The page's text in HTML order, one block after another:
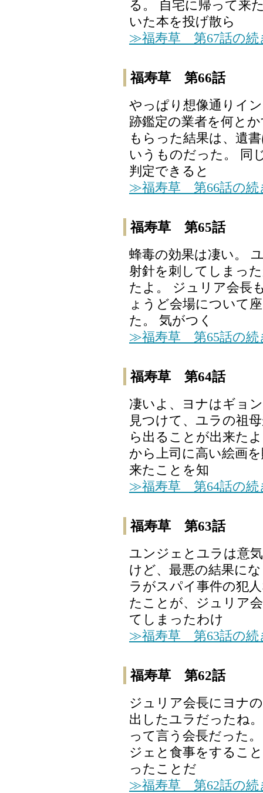
る。 自宅に帰って来
いた本を投げ散ら
≫福寿草 第67話の続
福寿草 第66話
やっぱり想像通りイ
跡鑑定の業者を何と
もらった結果は、遺
いうものだった。 同
判定できると
≫福寿草 第66話の続
福寿草 第65話
蜂毒の効果は凄い。
射針を刺してしまっ
たよ。 ジュリア会長
ょうど会場について
た。 気がつく
≫福寿草 第65話の続
福寿草 第64話
凄いよ、ヨナはギョ
見つけて、ユラの祖
ら出ることが出来た
から上司に高い絵画
来たことを知
≫福寿草 第64話の続
福寿草 第63話
ユンジェとユラは意
けど、最悪の結果に
ラがスパイ事件の犯
たことが、ジュリア
てしまったわけ
≫福寿草 第63話の続
福寿草 第62話
ジュリア会長にヨナ
出したユラだったね
って言う会長だった
ジェと食事をするこ
ったことだ
≫福寿草 第62話の続